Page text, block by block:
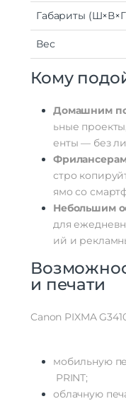
Габариты
Вес
Кому
Домашним
ьные проекты,
енты — без
стро
ямо со
Небольшим
для
ий и
и печати
Canon PIXMA
мобильную
PRINT;
облачную